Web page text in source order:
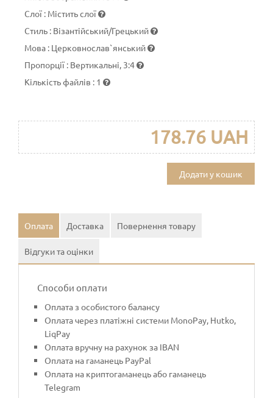
Слої : Містить слої
Стиль : Візантійський/Грецький
Мова : Церковнослав`янський
Пропорції : Вертикальні, 3:4
Кількість файлів : 1
178.76 UAH
Додати у кошик
Оплата Доставка Повернення товару
Відгуки та оцінки
Способи оплати
Оплата з особистого балансу
Оплата через платіжні системи MonoPay, Hutko,
LiqPay
Оплата вручну на рахунок за IBAN
Оплата на гаманець PayPal
Оплата на криптогаманець або гаманець
Telegram